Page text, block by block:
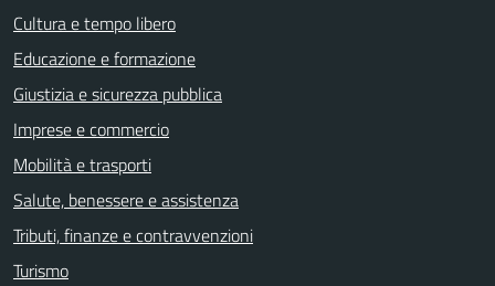
Cultura e tempo libero
Educazione e formazione
Giustizia e sicurezza pubblica
Imprese e commercio
Mobilità e trasporti
Salute, benessere e assistenza
Tributi, finanze e contravvenzioni
Turismo